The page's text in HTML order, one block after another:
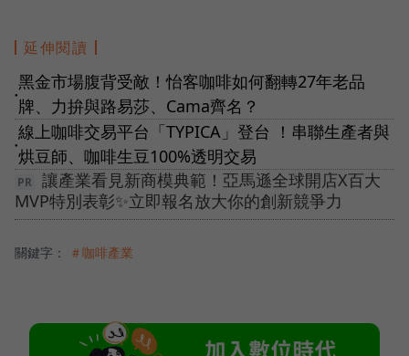
延伸閱讀
●
黑金市場腹背受敵！怡客咖啡如何翻轉27年老品
牌、力拚與路易莎、Cama齊名？
●
線上咖啡交易平台「TYPICA」登台 ！串聯生產者與
烘豆師、咖啡生豆100%透明交易
讓產業看見新商模典範！亞馬遜全球開店X百大
MVP特別表彰✨立即報名放大你的創新競爭力
關鍵字： ＃咖啡產業